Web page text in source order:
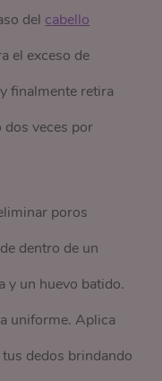
del cabello
el exceso de
finalmente retira
dos veces por
poros
dentro de un
y un huevo batido.
uniforme. Aplica
dedos brindando